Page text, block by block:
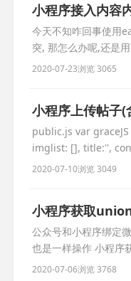
小程序接入内容
今天不知咋回事使用
突, 那怎么办呢,还是
>config); $token = $mi
2020-07-23浏览 3065
小程序上传帖子
public.js var
imglist: [], title:'',
2020-07-10浏览 3049
小程序获取
公众号和小程序绑定
也是一样操作 小程
插
2020-07-06浏览 3768